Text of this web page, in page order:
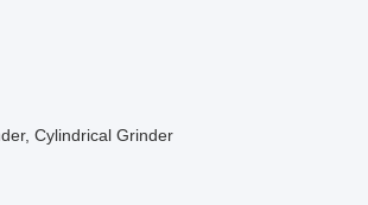
Cylindrical Grinder